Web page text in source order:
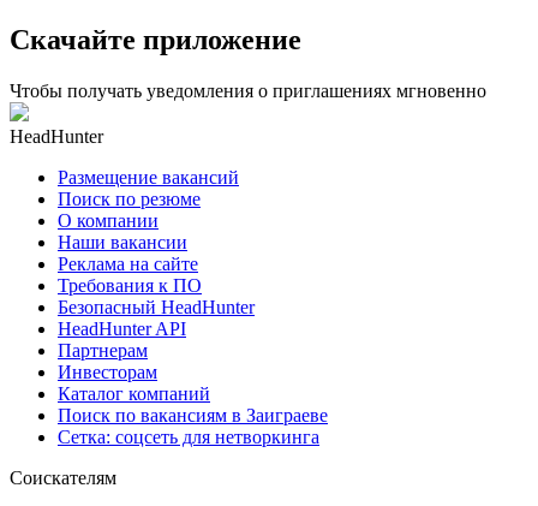
Скачайте приложение
Чтобы получать уведомления о приглашениях мгновенно
HeadHunter
Размещение вакансий
Поиск по резюме
О компании
Наши вакансии
Реклама на сайте
Требования к ПО
Безопасный HeadHunter
HeadHunter API
Партнерам
Инвесторам
Каталог компаний
Поиск по вакансиям в Заиграеве
Сетка: соцсеть для нетворкинга
Соискателям